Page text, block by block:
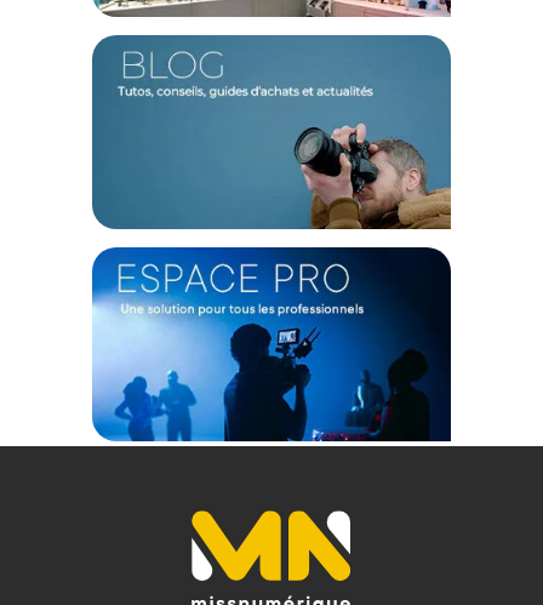
vos reportages et interviews avec cette unité compacte et
Robustesse et durabilité
LS 600c PRO II est certifié IP54 lui garantissant ainsi une
résistance aux éclaboussures et à la poussière. Ce qui fait de
ce projecteur un outil idéal peu importe les conditions
météorologiques ou l'emplacement. De, plus son boîtier en
alliage d'aluminium lui assure une robustesse et résistance à
toutes épreuves.
Multitude de contrôles
La torche LED a un panneau de contrôle à l'arrière. La
molette, l'écran et les menus permettent une utilisation
simple et poussée pour régler la température de couleur de
votre projecteur. De plus, il est possible de contrôler les
réglages depuis l'application Sidus Link avec votre
smartphone/tablette vous permettant d'adapter précisément
Monture Universelle de chez Bowens
Grâce à sa conception autour de l'écosystème Bowens, le LS
600c Pro II est encore plus polyvalent grâce à la compatibilité